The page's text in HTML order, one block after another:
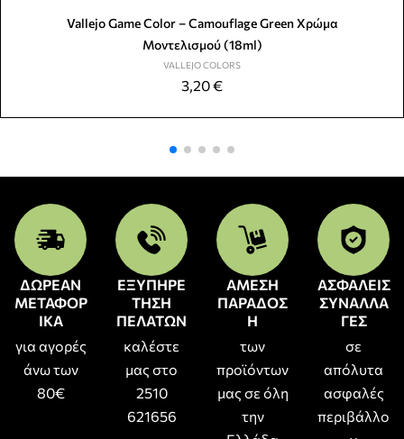
Vallejo Game Color – Camouflage Green Χρώμα
Μοντελισμού (18ml)
VALLEJO COLORS
3,20€
ΔΩΡΕΑΝ
ΜΕΤΑΦΟΡ
ΙΚΑ
για αγορές
άνω των
80€
ΕΞΥΠΗΡΕ
ΤΗΣΗ
ΠΕΛΑΤΩΝ
καλέστε
μας στο
2510
621656
ΑΜΕΣΗ
ΠΑΡΑΔΟΣ
Η
των
προϊόντων
μας σε όλη
την
ΑΣΦΑΛΕΙΣ
ΣΥΝΑΛΛΑ
ΓΕΣ
σε
απόλυτα
ασφαλές
περιβάλλο